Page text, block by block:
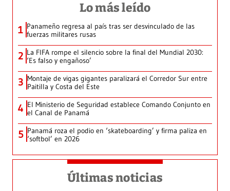
Lo más leído
1 Panameño regresa al país tras ser desvinculado de las
fuerzas militares rusas
2 La FIFA rompe el silencio sobre la final del Mundial 2030:
‘Es falso y engañoso’
3 Montaje de vigas gigantes paralizará el Corredor Sur entre
Paitilla y Costa del Este
4 El Ministerio de Seguridad establece Comando Conjunto en
el Canal de Panamá
5 Panamá roza el podio en ‘skateboarding’ y firma paliza en
‘softbol’ en 2026
Últimas noticias